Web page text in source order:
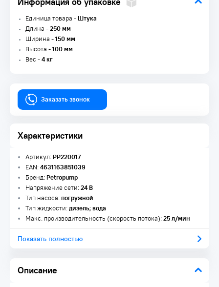
Единица товара -Штука
Длина -250 мм
Ширина -150 мм
Высота -100 мм
Вес -4 кг
Заказать звонок
Характеристики
Описание
Артикул:PP220017
EAN:4631163851039
Бренд:Petropump
Напряжение сети:24 В
Тип насоса:погружной
Тип жидкости:дизель; вода
Макс. производительность (скорость потока):25 л/мин
Показать полностью